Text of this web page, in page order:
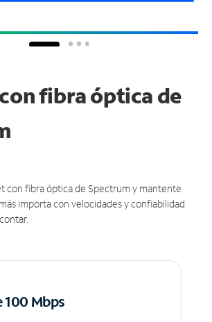
fibra óptica de
con fibra óptica de Spectrum y mantente
importa con velocidades y confiabilidad
Mbps